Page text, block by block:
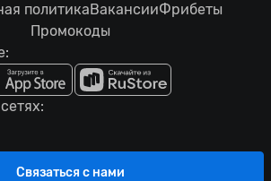
политикаВакансииФрибеты
Промокоды
Связаться с нами